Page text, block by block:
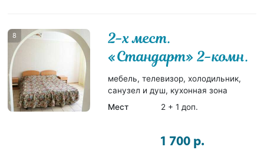
8
2-х мест.
«Стандарт» 2-комн.
мебель, телевизор, холодильник,
санузел и душ, кухонная зона
Мест
2 + 1 доп.
1 700 р.